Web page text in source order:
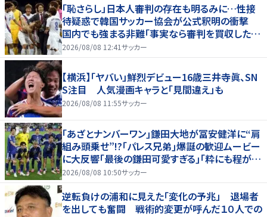
「恥さらし」日本人審判の存在も明るみに…性接
待疑惑で韓国サッカー協会が公式釈明の衝撃
国内でも強まる非難「事実なら審判を買収したこ
とになる」
2026/08/08 12:41サッカー
【横浜】「ヤバい」鮮烈デビュー16歳三井寺眞、SN
S注目 人気漫画キャラと「見間違え」も
2026/08/08 11:55サッカー
｢あざとナンバーワン｣鎌田大地が冨安健洋に“肩
組み頭乗せ”!?｢パレス兄弟｣爆誕の歓迎ムービー
に大反響｢最後の鎌田可愛すぎる｣｢粋にも程があ
る！」
2026/08/08 10:50サッカー
逆転負けの浦和に見えた「変化の予兆」 退場者
を出しても奮闘 戦術的変更が呼んだ１０人での